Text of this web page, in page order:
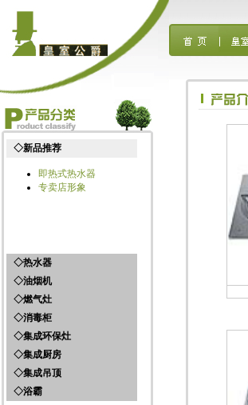
◇新品推荐
即热式热水器
专卖店形象
◇热水器
太阳能热水器
燃气热水器
电热水器
◇油烟机
侧吸油烟机系列
中式吸油烟机系列
欧式吸油烟机系列
◇燃气灶
燃气灶产品
◇消毒柜
消毒柜产品
◇集成环保灶
环保灶系列
◇集成厨房
集成厨房产品
◇集成吊顶
一体吊顶取暖模块
◇浴霸